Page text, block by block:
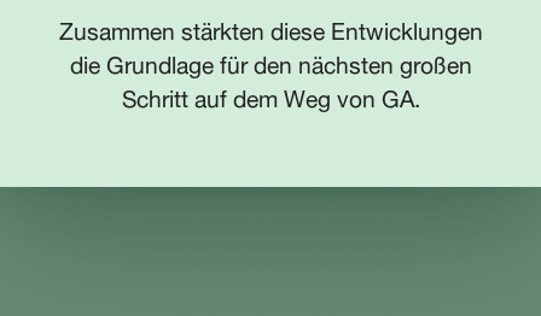
Zusammen stärkten diese Entwicklungen
die Grundlage für den nächsten großen
Schritt auf dem Weg von GA.